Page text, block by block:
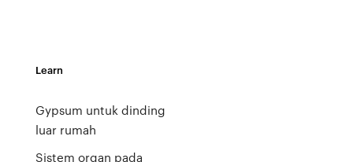
Learn
Gypsum untuk dinding
luar rumah
Sistem organ pada